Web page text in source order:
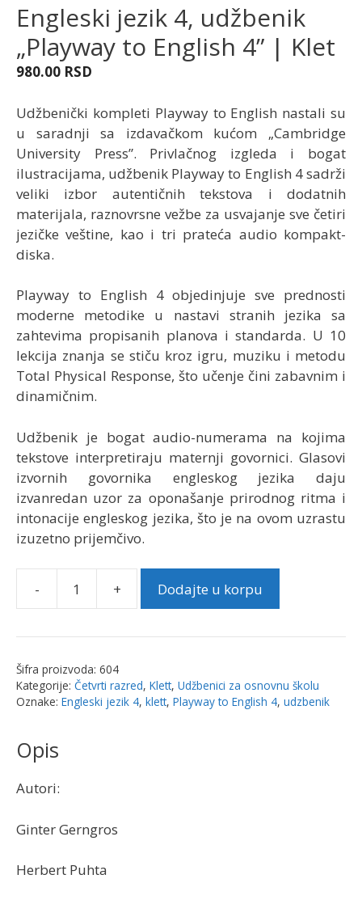
Engleski jezik 4, udžbenik
„Playway to English 4” | Klet
980.00 RSD
Udžbenički kompleti Playway to English nastali su
u saradnji sa izdavačkom kućom „Cambridge
University Press”. Privlačnog izgleda i bogat
ilustracijama, udžbenik Playway to English 4 sadrži
veliki izbor autentičnih tekstova i dodatnih
materijala, raznovrsne vežbe za usvajanje sve četiri
jezičke veštine, kao i tri prateća audio kompakt-
diska.
Playway to English 4 objedinjuje sve prednosti
moderne metodike u nastavi stranih jezika sa
zahtevima propisanih planova i standarda. U 10
lekcija znanja se stiču kroz igru, muziku i metodu
Total Physical Response, što učenje čini zabavnim i
dinamičnim.
Udžbenik je bogat audio-numerama na kojima
tekstove interpretiraju maternji govornici. Glasovi
izvornih govornika engleskog jezika daju
izvanredan uzor za oponašanje prirodnog ritma i
intonacije engleskog jezika, što je na ovom uzrastu
izuzetno prijemčivo.
-
Engleski
4,
„Playway
to
+ Dodajte u korpu
Šifra proizvoda: 604
Kategorije: Četvrti razred, Klett, Udžbenici za osnovnu školu
Oznake: Engleski jezik 4, klett, Playway to English 4, udzbenik
Opis
Autori:
Ginter Gerngros
Herbert Puhta